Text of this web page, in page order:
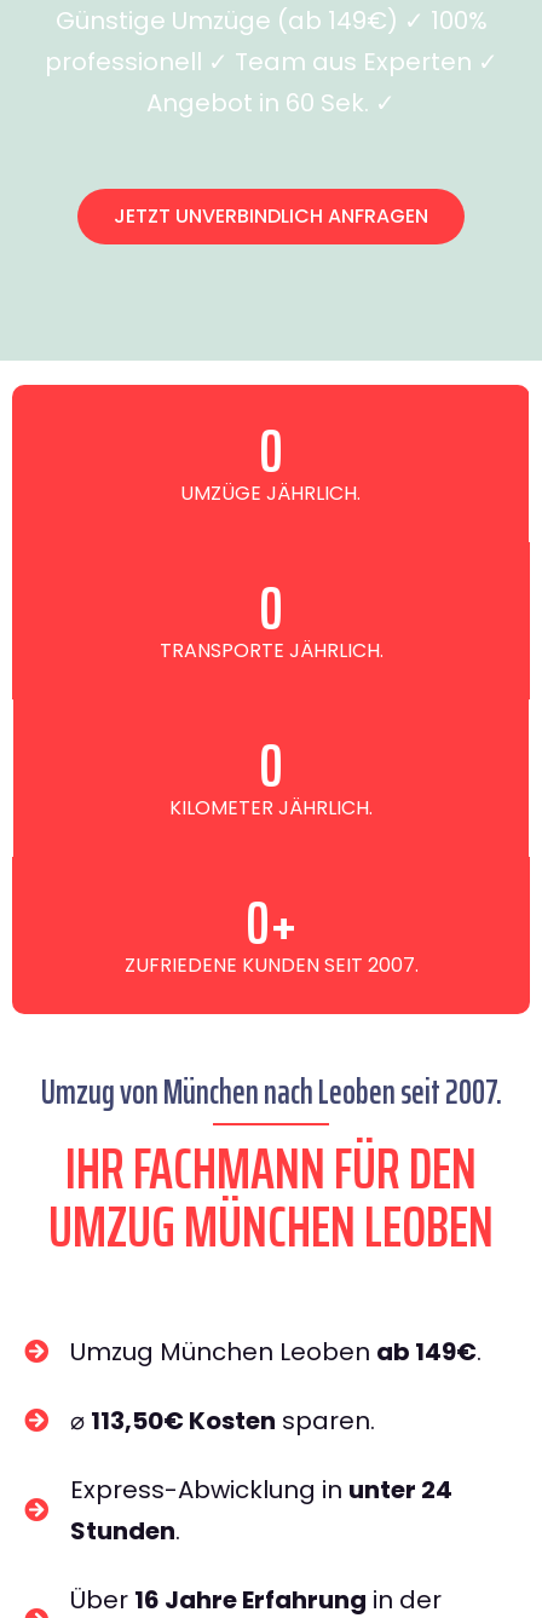
Günstige Umzüge (ab 149€) ✓ 100%
professionell ✓ Team aus Experten ✓
Angebot in 60 Sek. ✓
JETZT UNVERBINDLICH ANFRAGEN
UMZÜGE JÄHRLICH.
0
TRANSPORTE JÄHRLICH.
0
KILOMETER JÄHRLICH.
0
ZUFRIEDENE KUNDEN SEIT 2007.
0+
Umzug von München nach Leoben seit 2007.
IHR FACHMANN FÜR DEN
UMZUG MÜNCHEN LEOBEN
Umzug München Leoben ab 149€.
⌀ 113,50€ Kosten sparen.
Express-Abwicklung in unter 24
Stunden.
Über 16 Jahre Erfahrung in der